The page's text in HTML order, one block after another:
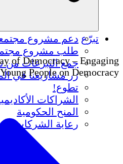
دعم مشروع
طلب مشروع
جمع التبرعات من
زر مشاريعنا في
تطوع!
الشراكات
المنح الحكومية
رعاية الشركات
تبرّع
of Democracy – Engaging
Young People on Democracy